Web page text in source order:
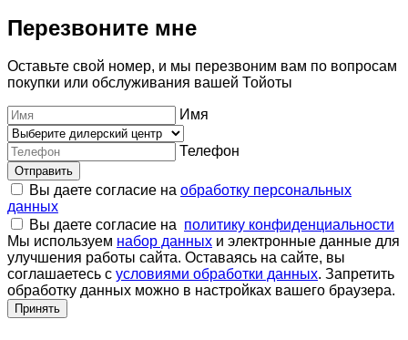
Перезвоните мне
Оставьте свой номер, и мы перезвоним вам по вопросам
покупки или обслуживания вашей Тойоты
Имя
Телефон
Отправить
Вы даете согласие на обработку персональных
данных
Вы даете согласие на политику конфиденциальности
Мы используем набор данных и электронные данные для
улучшения работы сайта. Оставаясь на сайте, вы
соглашаетесь с условиями обработки данных. Запретить
обработку данных можно в настройках вашего браузера.
Принять